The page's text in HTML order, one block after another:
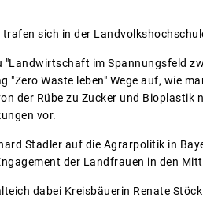
sich in der
"Landwirtschaft im Spannungsfeld
"Zero Waste leben" Wege auf, wie
der Rübe zu Zucker und
vor.
Stadler auf die Agrarpolitik in
der Landfrauen in den
dabei Kreisbäuerin Renate